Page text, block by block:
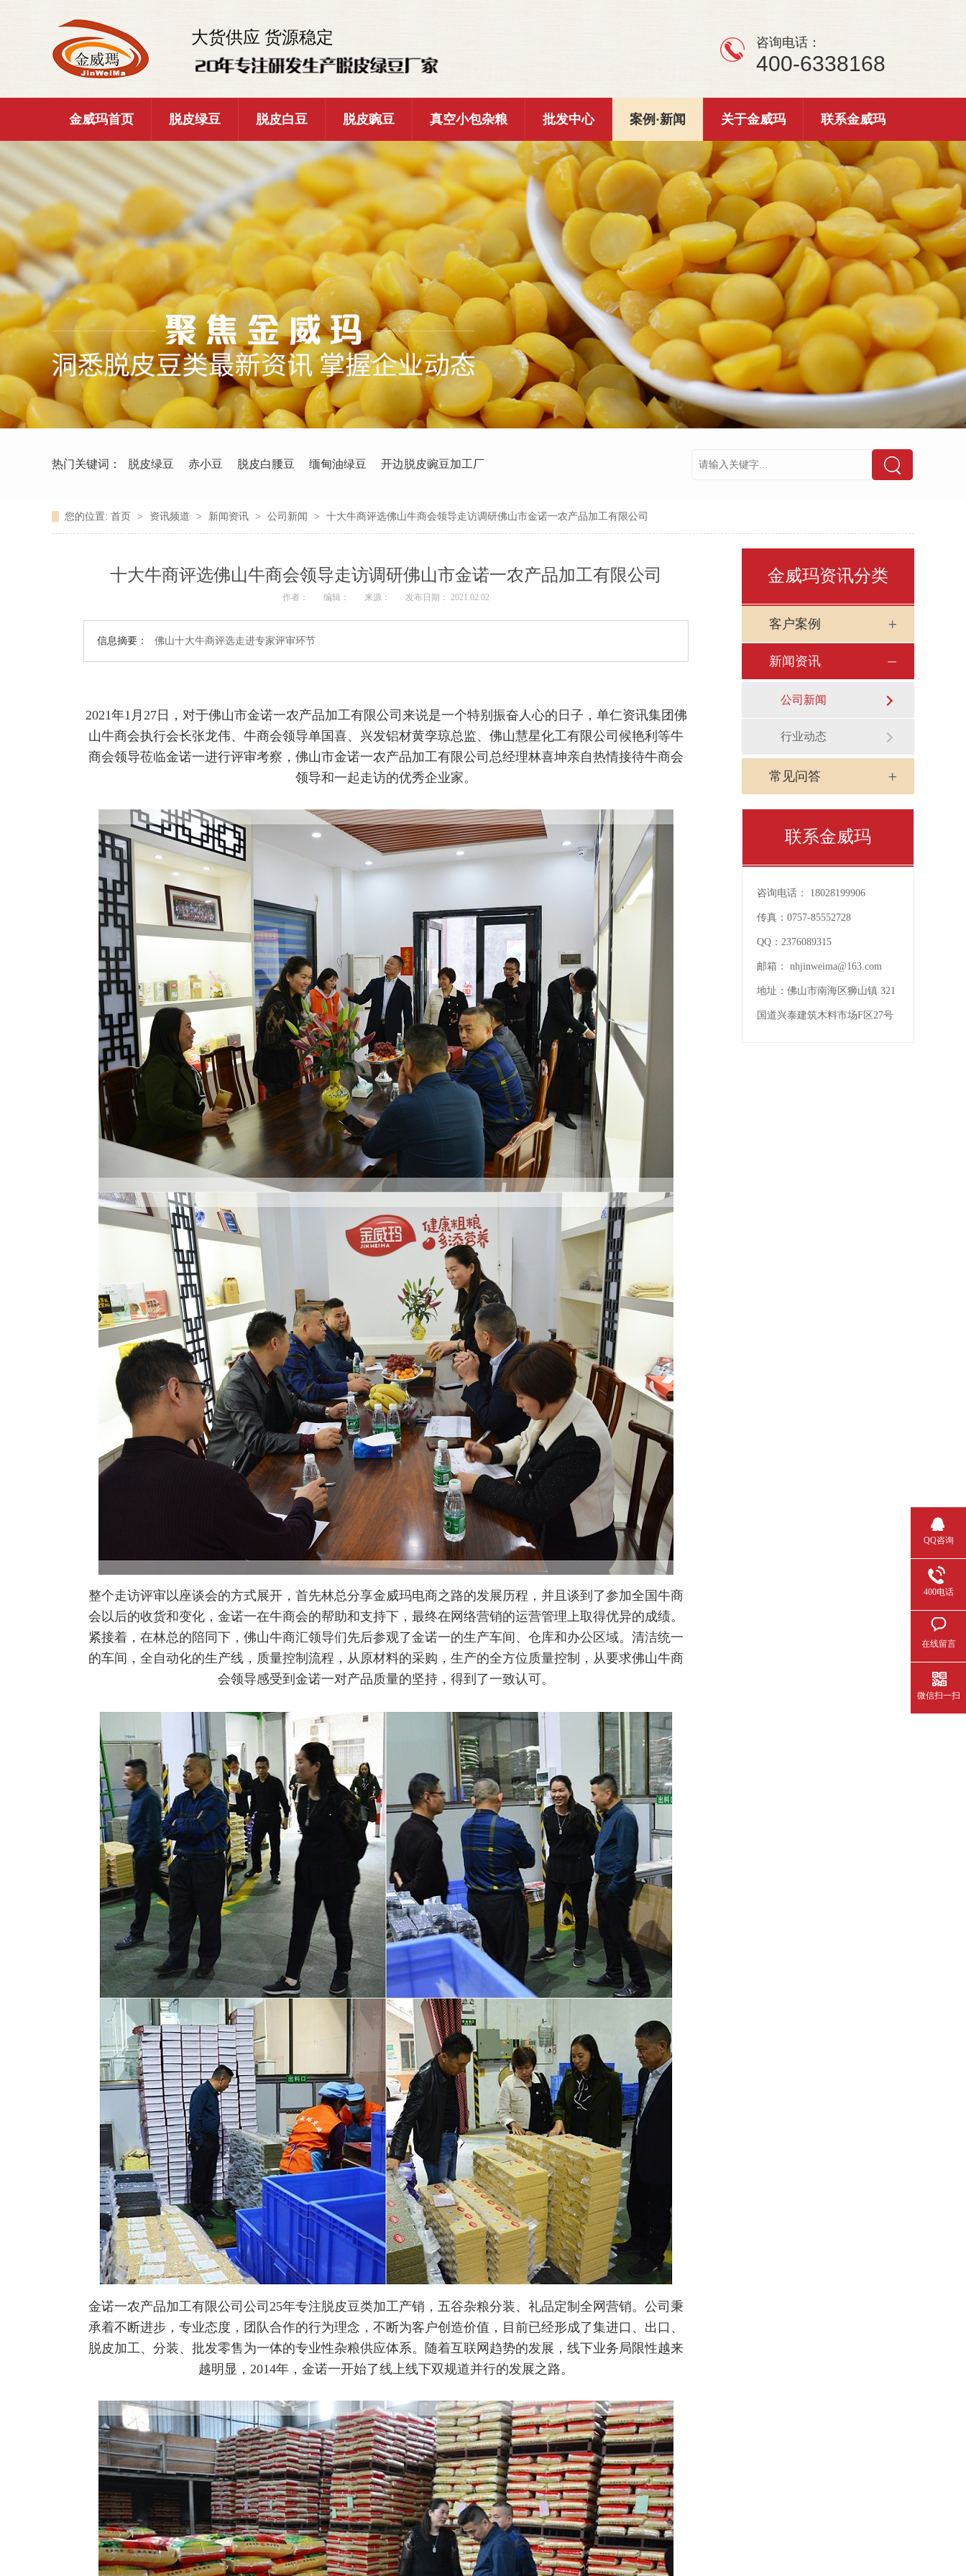
大货供应 货源稳定 咨询电话：
400-6338168
金威玛首页 脱皮绿豆 脱皮白豆 脱皮豌豆 真空小包杂粮 批发中心 案例·新闻 关于金威玛 联系金威玛
热门关键词： 脱皮绿豆 赤小豆 脱皮白腰豆 缅甸油绿豆 开边脱皮豌豆加工厂
您的位置: 首页 > 资讯频道 > 新闻资讯 > 公司新闻 > 十大牛商评选佛山牛商会领导走访调研佛山市金诺一农产品加工有限公司
十大牛商评选佛山牛商会领导走访调研佛山市金诺一农产品加工有限公司
作者： 编辑： 来源： 发布日期： 2021.02.02
信息摘要： 佛山十大牛商评选走进专家评审环节
2021年1月27日，对于佛山市金诺一农产品加工有限公司来说是一个特别振奋人心的日子，单仁资讯集团佛
山牛商会执行会长张龙伟、牛商会领导单国喜、兴发铝材黄孪琼总监、佛山慧星化工有限公司候艳利等牛
商会领导莅临金诺一进行评审考察，佛山市金诺一农产品加工有限公司总经理林喜坤亲自热情接待牛商会
领导和一起走访的优秀企业家。
整个走访评审以座谈会的方式展开，首先林总分享金威玛电商之路的发展历程，并且谈到了参加全国牛商
会以后的收货和变化，金诺一在牛商会的帮助和支持下，最终在网络营销的运营管理上取得优异的成绩。
紧接着，在林总的陪同下，佛山牛商汇领导们先后参观了金诺一的生产车间、仓库和办公区域。清洁统一
的车间，全自动化的生产线，质量控制流程，从原材料的采购，生产的全方位质量控制，从要求佛山牛商
会领导感受到金诺一对产品质量的坚持，得到了一致认可。
金诺一农产品加工有限公司公司 25年专注脱皮豆类加工产销，五谷杂粮分装、礼品定制全网营销。公司秉
承着不断进步，专业态度，团队合作的行为理念，不断为客户创造价值，目前已经形成了集进口、出口、
脱皮加工、分装、批发零售为一体的专业性杂粮供应体系。随着互联网趋势的发展，线下业务局限性越来
越明显，2014年，金诺一开始了线上线下双规道并行的发展之路。
金威玛资讯分类
客户案例
新闻资讯
公司新闻
行业动态
常见问答
联系金威玛
咨询电话： 18028199906
传真： 0757-85552728
QQ： 2376089315
邮箱： nhjinweima@163.com
地址： 佛山市南海区狮山镇 321
国道兴泰建筑木料市场F区27号
QQ咨询
400电话
在线留言
微信扫一扫